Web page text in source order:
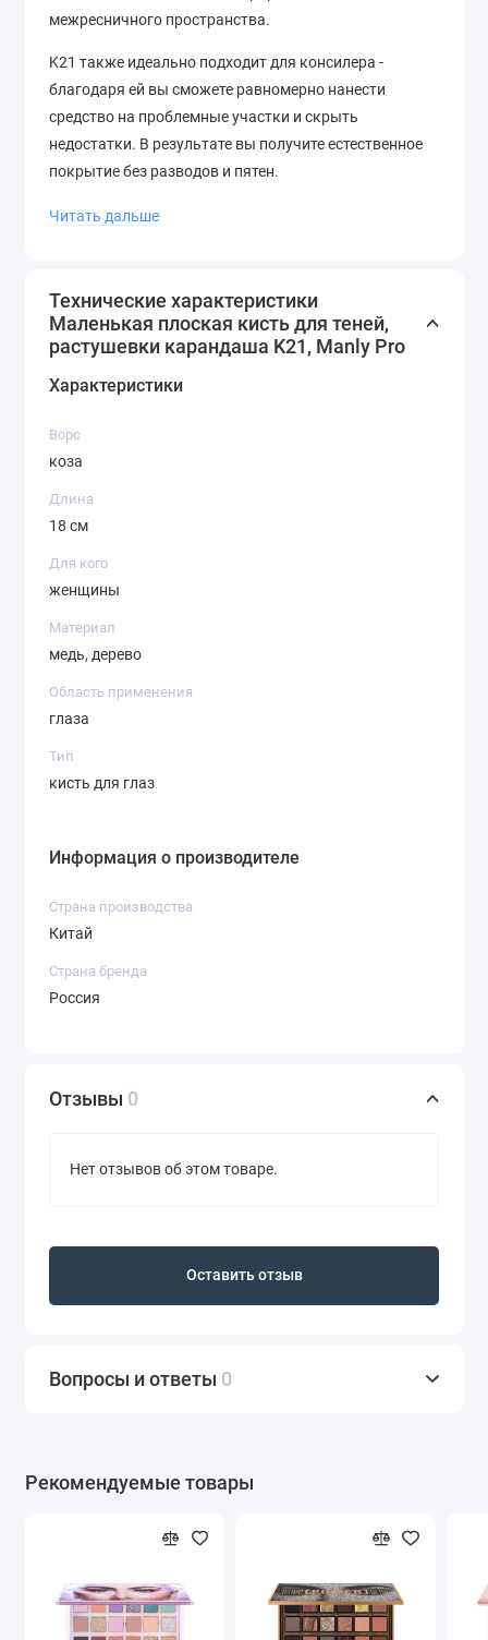
межресничного пространства.
K21 также идеально подходит для консилера -
благодаря ей вы сможете равномерно нанести
средство на проблемные участки и скрыть
недостатки. В результате вы получите естественное
покрытие без разводов и пятен.
А удобный дизайн и эргономичная ручка делают эту
Высококачественные материалы и безупречное
исполнение гарантируют долговечность и
надёжность инструмента, который будет радовать
вас долгие годы.
Читать дальше
Технические характеристики
Маленькая плоская кисть для теней,
растушевки карандаша K21, Manly Pro
Характеристики
Ворс
коза
Длина
18 см
Для кого
женщины
Материал
медь, дерево
Область применения
глаза
Тип
кисть для глаз
Информация о производителе
Страна производства
Китай
Страна бренда
Россия
Отзывы 0
Нет отзывов об этом товаре.
Оставить отзыв
Вопросы и ответы 0
Рекомендуемые товары